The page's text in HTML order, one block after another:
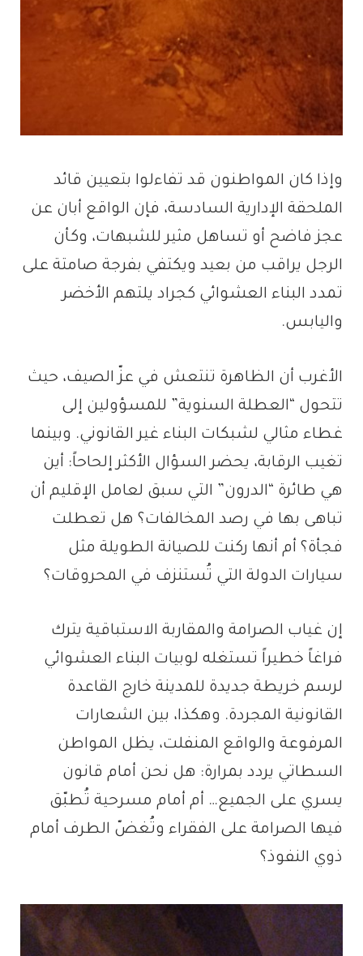
وإذا كان المواطنون قد تفاءلوا بتعيين قائد
الملحقة الإدارية السادسة، فإن الواقع أبان عن
عجز فاضح أو تساهل مثير للشبهات، وكأن
الرجل يراقب من بعيد ويكتفي بفرجة صامتة على
تمدد البناء العشوائي كجراد يلتهم الأخضر
واليابس.
الأغرب أن الظاهرة تنتعش في عزّ الصيف، حيث
تتحول “العطلة السنوية” للمسؤولين إلى
غطاء مثالي لشبكات البناء غير القانوني. وبينما
تغيب الرقابة، يحضر السؤال الأكثر إلحاحاً: أين
هي طائرة “الدرون” التي سبق لعامل الإقليم أن
تباهى بها في رصد المخالفات؟ هل تعطلت
فجأة؟ أم أنها ركنت للصيانة الطويلة مثل
سيارات الدولة التي تُستنزف في المحروقات؟
إن غياب الصرامة والمقاربة الاستباقية يترك
فراغاً خطيراً تستغله لوبيات البناء العشوائي
لرسم خريطة جديدة للمدينة خارج القاعدة
القانونية المجردة. وهكذا، بين الشعارات
المرفوعة والواقع المنفلت، يظل المواطن
السطاتي يردد بمرارة: هل نحن أمام قانون
يسري على الجميع… أم أمام مسرحية تُطبّق
فيها الصرامة على الفقراء وتُغضّ الطرف أمام
ذوي النفوذ؟